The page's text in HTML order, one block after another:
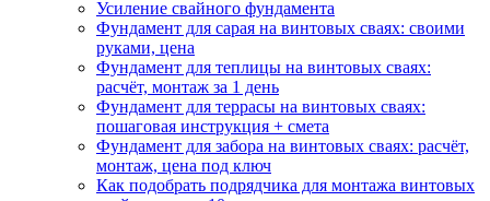
Усиление свайного фундамента
Фундамент для сарая на винтовых сваях: своими
руками, цена
Фундамент для теплицы на винтовых сваях:
расчёт, монтаж за 1 день
Фундамент для террасы на винтовых сваях:
пошаговая инструкция + смета
Фундамент для забора на винтовых сваях: расчёт,
монтаж, цена под ключ
Как подобрать подрядчика для монтажа винтовых